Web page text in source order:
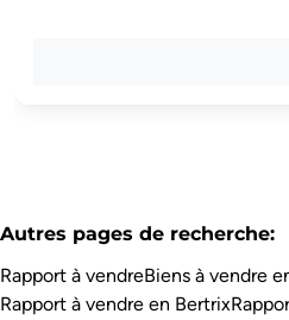
Autres pages de recherche:
Rapport à vendreBiens à vendre
Rapport à vendre en Bertrix